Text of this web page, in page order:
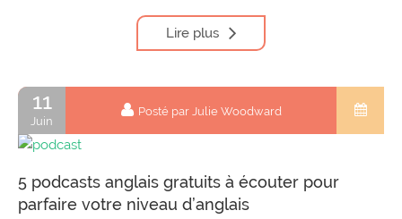
Lire plus
11
Juin
Posté par Julie Woodward
5 podcasts anglais gratuits à écouter pour
parfaire votre niveau d’anglais